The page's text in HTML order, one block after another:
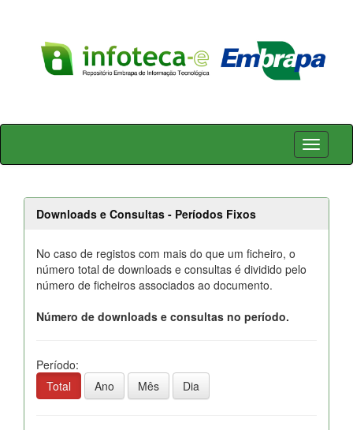
Skip
Downloads e Consultas - Períodos Fixos
No caso de registos com mais do que um ficheiro, o
número total de downloads e consultas é dividido pelo
número de ficheiros associados ao documento.
Número de downloads e consultas no período.
Período:
Total
Ano Mês Dia